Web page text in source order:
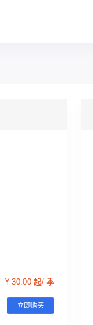
¥ 30.00 起/ 季
立即购买